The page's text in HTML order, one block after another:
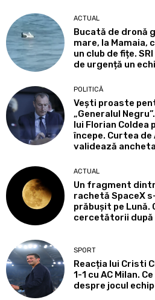
ACTUAL
Bucată de dronă
mare, la Mamaia,
un club de fițe.
de urgență un
POLITICĂ
Vești proaste
„Generalul
lui Florian Coldea
începe. Curtea de
validează ancheta
ACTUAL
Un fragment
rachetă SpaceX
prăbușit pe Lună.
cercetătorii după
SPORT
Reacția lui Cristi
1-1 cu AC Milan.
despre jocul